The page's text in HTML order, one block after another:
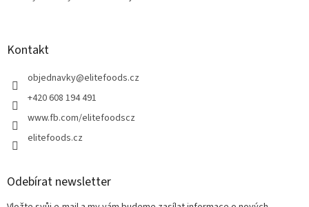
Kontakt
objednavky@elitefoods.cz
+420 608 194 491
www.fb.com/elitefoodscz
elitefoods.cz
Odebírat newsletter